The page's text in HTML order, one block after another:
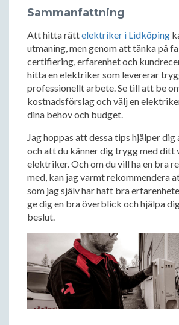
Sammanfattning
Att hitta rättelektriker i Lidköping
utmaning, men genom att tänka på
certifiering, erfarenhet och
hitta en elektriker som levererar
professionellt arbete. Se till att be
kostnadsförslag och välj en
dina behov och budget.
Jag hoppas att dessa tips hjälper
och att du känner dig trygg med ditt
elektriker. Och om du vill ha en bra
med, kan jag varmt rekommendera
som jag själv har haft bra
ge dig en bra överblick och hjälpa
beslut.